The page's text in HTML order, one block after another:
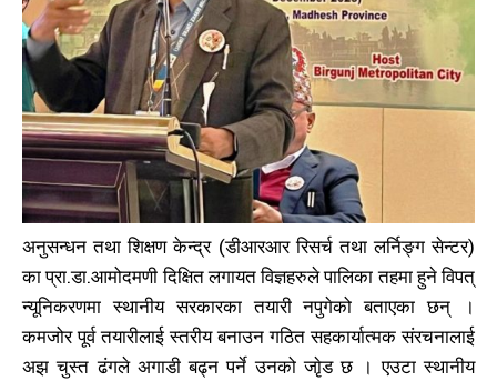
अनुसन्धन तथा शिक्षण केन्द्र (डीआरआर रिसर्च तथा लर्निङ्ग सेन्टर)
का प्रा.डा.आमोदमणी दिक्षित लगायत विज्ञहरुले पालिका तहमा हुने विपत्
न्यूनिकरणमा स्थानीय सरकारका तयारी नपुगेको बताएका छन् ।
कमजोर पूर्व तयारीलाई स्तरीय बनाउन गठित सहकार्यात्मक संरचनालाई
अझ चुस्त ढंगले अगाडी बढ्न पर्ने उनको जाृेड छ । एउटा स्थानीय